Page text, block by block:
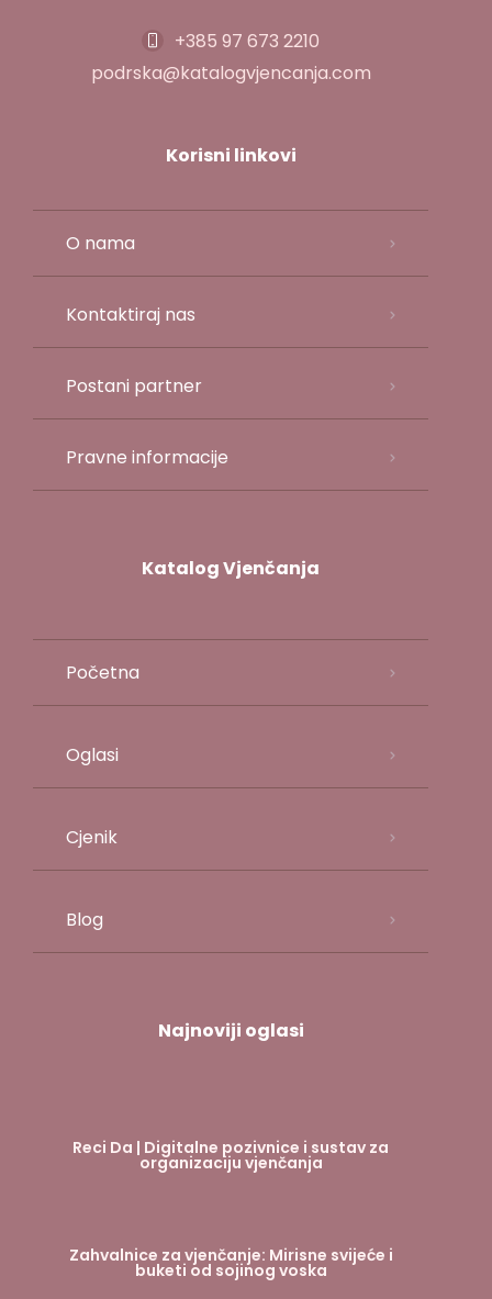
+385 97 673 2210
podrska@katalogvjencanja.com
Korisni linkovi
O nama
Kontaktiraj nas
Postani partner
Pravne informacije
Katalog Vjenčanja
Početna
Oglasi
Cjenik
Blog
Najnoviji oglasi
Reci Da | Digitalne pozivnice i sustav za
organizaciju vjenčanja
Zahvalnice za vjenčanje: Mirisne svijeće i
buketi od sojinog voska